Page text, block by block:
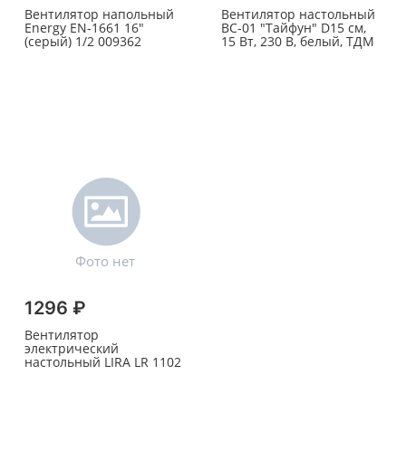
Вентилятор напольный
Energy EN-1661 16"
(серый) 1/2 009362
Вентилятор настольный
ВС-01 "Тайфун" D15 см,
15 Вт, 230 В, белый, ТДМ
1296 ₽
Вентилятор
электрический
настольный LIRA LR 1102